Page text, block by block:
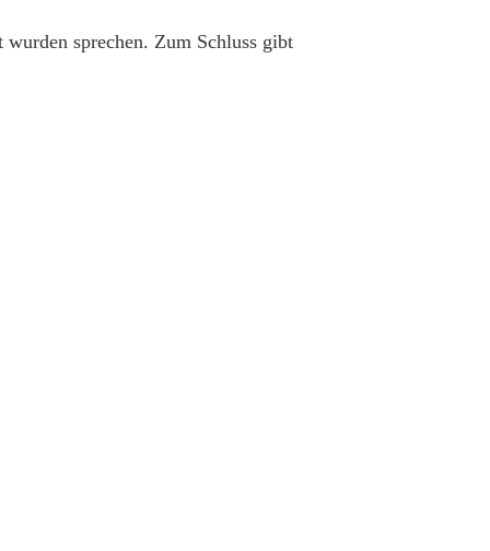
sprechen. Zum Schluss gibt